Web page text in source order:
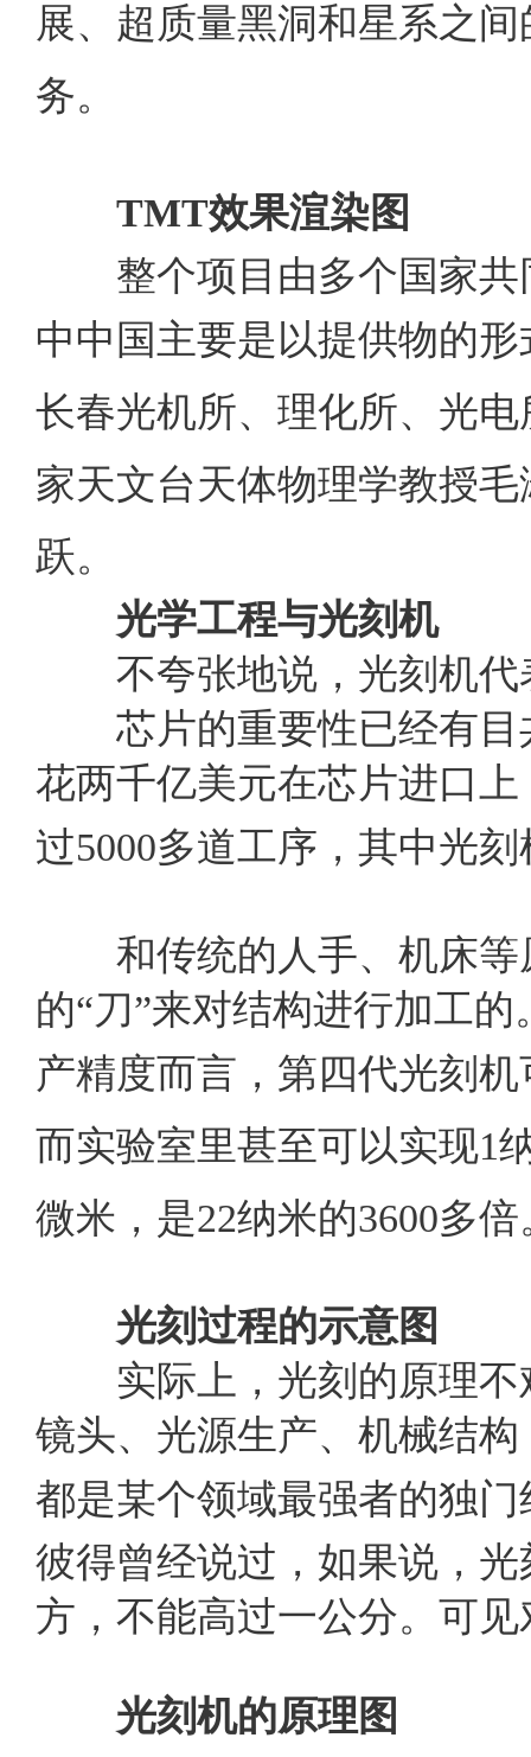
展、超质量黑洞和星系之
务。
TMT效果渲染图
整个项目由多个国家共
中中国主要是以提供物的
长春光机所、理化所、光
家天文台天体物理学教授
跃。
光学工程与光刻机
不夸张地说，光刻机代
芯片的重要性已经有目
花两千亿美元在芯片进口
过5000多道工序，其中光
和传统的人手、机床等
的“刀”来对结构进行加工
产精度而言，第四代光刻
而实验室里甚至可以实现1
微米，是22纳米的3600多倍
光刻过程的示意图
实际上，光刻的原理不
镜头、光源生产、机械结
都是某个领域最强者的独门
彼得曾经说过，如果说，
方，不能高过一公分。可
光刻机的原理图